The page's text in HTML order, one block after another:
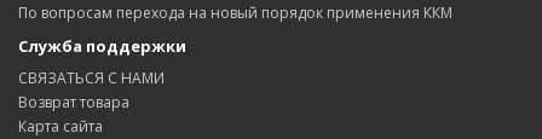
По вопросам перехода на новый порядок применения ККМ
Служба поддержки
СВЯЗАТЬСЯ С НАМИ
Возврат товара
Карта сайта